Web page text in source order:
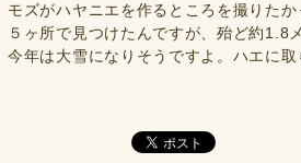
モズがハヤニエを作るところを撮りた
５ヶ所で見つけたんですが、殆ど約1.8
今年は大雪になりそうですよ。ハエに取